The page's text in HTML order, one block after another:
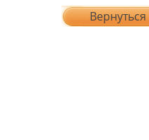
Вернуться